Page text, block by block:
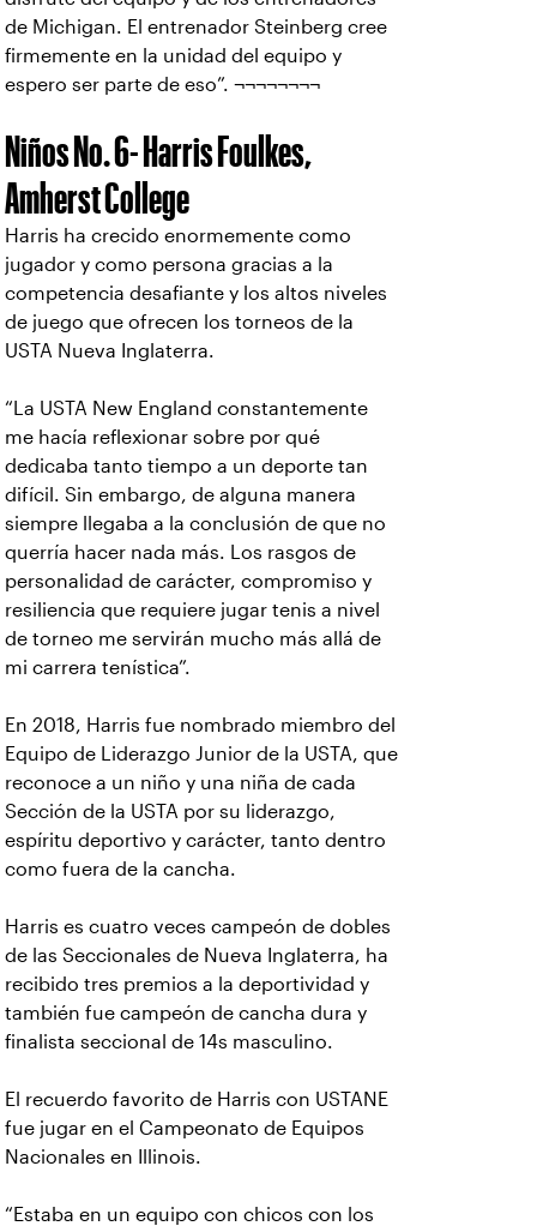
de Michigan. El entrenador Steinberg cree
firmemente en la unidad del equipo y
espero ser parte de eso”. ¬¬¬¬¬¬¬¬
Niños No. 6- Harris Foulkes,
Amherst College
Harris ha crecido enormemente como
jugador y como persona gracias a la
competencia desafiante y los altos niveles
de juego que ofrecen los torneos de la
USTA Nueva Inglaterra.
“La USTA New England constantemente
me hacía reflexionar sobre por qué
dedicaba tanto tiempo a un deporte tan
difícil. Sin embargo, de alguna manera
siempre llegaba a la conclusión de que no
querría hacer nada más. Los rasgos de
personalidad de carácter, compromiso y
resiliencia que requiere jugar tenis a nivel
de torneo me servirán mucho más allá de
mi carrera tenística”.
En 2018, Harris fue nombrado miembro del
Equipo de Liderazgo Junior de la USTA, que
reconoce a un niño y una niña de cada
Sección de la USTA por su liderazgo,
espíritu deportivo y carácter, tanto dentro
como fuera de la cancha.
Harris es cuatro veces campeón de dobles
de las Seccionales de Nueva Inglaterra, ha
recibido tres premios a la deportividad y
también fue campeón de cancha dura y
finalista seccional de 14s masculino.
El recuerdo favorito de Harris con USTANE
fue jugar en el Campeonato de Equipos
Nacionales en Illinois.
“Estaba en un equipo con chicos con los